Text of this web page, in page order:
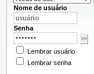
Nome de usuário
Senha
Lembrar usuário
Lembrar senha